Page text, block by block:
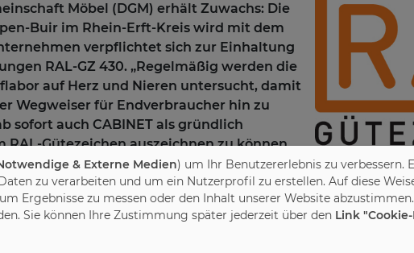
Möbel (DGM) erhält Zuwachs: Die
Buir im Rhein-Erft-Kreis wird mit dem
verpflichtet sich zur Einhaltung
RAL-GZ 430. „Regelmäßig werden die
auf Herz und Nieren untersucht, damit
Wegweiser für Endverbraucher hin zu
sofort auch CABINET als gründlich
Gütezeichen auszeichnen zu können
in unseren Reihen“, sagt DGM-
maßgefertigte Einbauschränke, die in ihrer
immer vielfältiger und
& Externe Medien) um Ihr Benutzererlebnis zu verbessern.
zu verarbeiten und um ein Nutzerprofil zu erstellen. Auf diese
Ergebnisse zu messen oder den Inhalt unserer Website
Sie können Ihre Zustimmung später jederzeit über den Link